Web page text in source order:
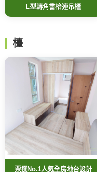
L型轉角書枱連吊櫃
檯
票選No.1人氣全房地台設計